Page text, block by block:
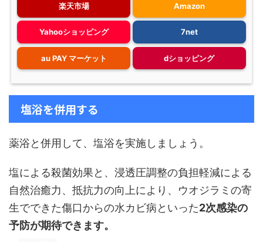
楽天市場 Amazon
Yahooショッピング 7net
au PAY マーケット dショッピング
塩浴を併用する
薬浴と併用して、塩浴を実施しましょう。
塩による殺菌効果と、浸透圧調整の負担軽減による
自然治癒力、抵抗力の向上により、ウオジラミの寄
生でできた傷口からの水カビ病といった2次感染の
予防が期待できます。